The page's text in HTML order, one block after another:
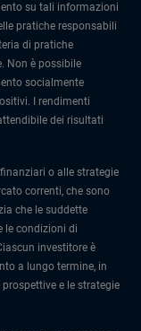
su tali informazioni
pratiche responsabili
di pratiche
Non è possibile
socialmente
I rendimenti
dei risultati
o alle strategie
correnti, che sono
che le suddette
le condizioni di
investitore è
a lungo termine, in
e le strategie